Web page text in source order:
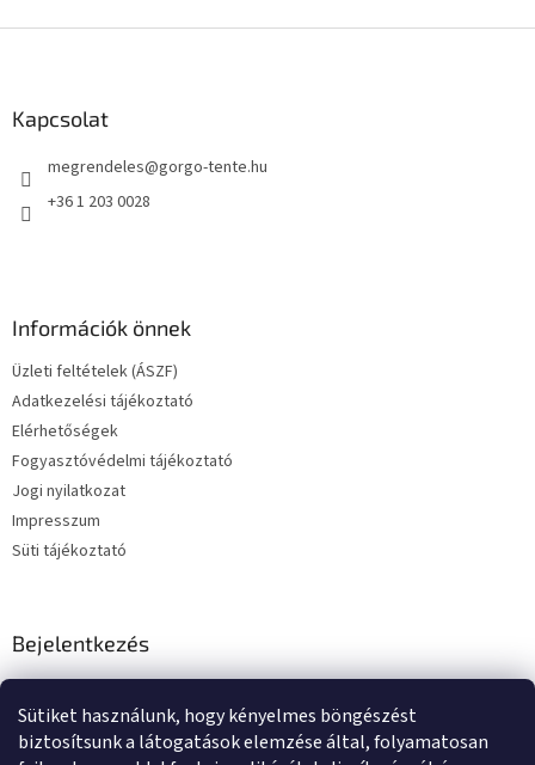
Sütiket használunk, hogy kényelmes böngészést
biztosítsunk a látogatások elemzése által, folyamatosan
Kapcsolat
megrendeles@gorgo-tente.hu
+36 1 203 0028
Információk önnek
Üzleti feltételek (ÁSZF)
Adatkezelési tájékoztató
Elérhetőségek
Fogyasztóvédelmi tájékoztató
Jogi nyilatkozat
Impresszum
Süti tájékoztató
Bejelentkezés
E-mail
Jelszó